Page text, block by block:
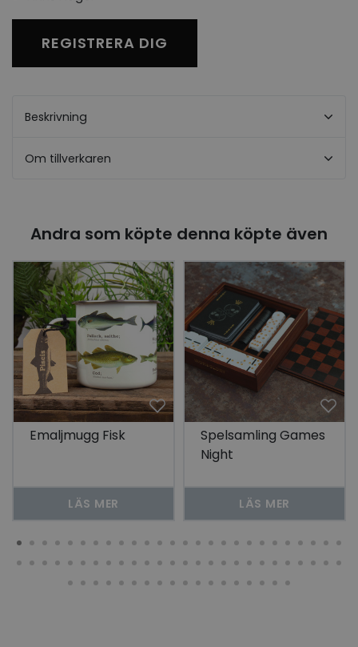
REGISTRERA DIG
Beskrivning
Om tillverkaren
Andra som köpte denna köpte även
Emaljmugg Fisk
LÄS MER
Spelsamling Games
Night
LÄS MER